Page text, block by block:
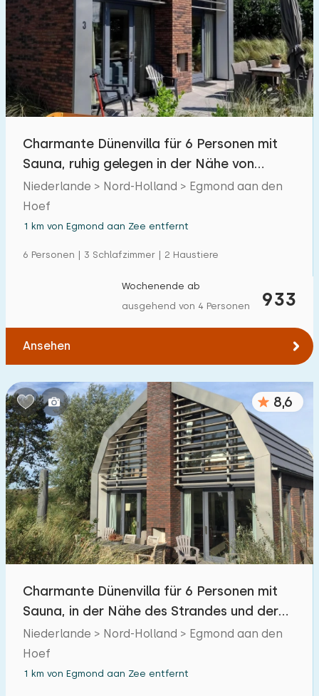
Charmante Dünenvilla für 6 Personen mit
Sauna, ruhig gelegen in der Nähe von
Egmond aan Zee
Niederlande > Nord-Holland > Egmond aan den
Hoef
1 km von Egmond aan Zee entfernt
6 Personen | 3 Schlafzimmer | 2 Haustiere
933
Wochenende ab
ausgehend von 4 Personen
Ansehen
8,6
Charmante Dünenvilla für 6 Personen mit
Sauna, in der Nähe des Strandes und der
Dünen von Egmond
Niederlande > Nord-Holland > Egmond aan den
Hoef
1 km von Egmond aan Zee entfernt